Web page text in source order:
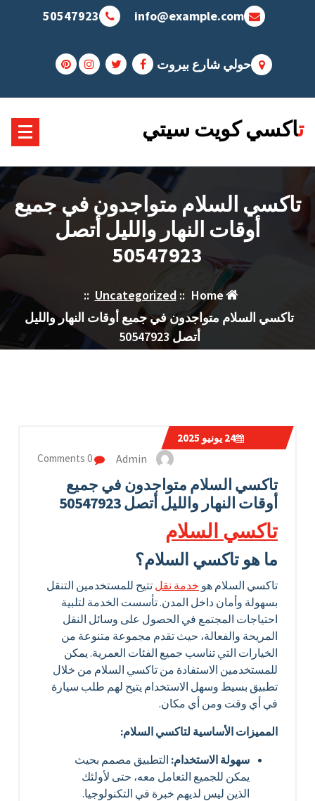
info@example.com
50547923
حولي شارع بيروت
تاكسي كويت سيتي
تاكسي السلام متواجدون في جميع
أوقات النهار والليل أتصل
50547923
Home
::
Uncategorized
::
تاكسي السلام متواجدون في جميع أوقات النهار والليل
أتصل 50547923
24يونيو 2025
Admin
0 Comments
تاكسي السلام متواجدون في جميع
أوقات النهار والليل أتصل 50547923
تاكسي السلام
ما هو تاكسي السلام؟
تاكسي السلام هوخدمة نقل تتيح للمستخدمين التنقل
بسهولة وأمان داخل المدن. تأسست الخدمة لتلبية
احتياجات المجتمع في الحصول على وسائل النقل
المريحة والفعالة، حيث تقدم مجموعة متنوعة من
الخيارات التي تناسب جميع الفئات العمرية. يمكن
للمستخدمين الاستفادة من تاكسي السلام من خلال
تطبيق بسيط وسهل الاستخدام يتيح لهم طلب سيارة
في أي وقت ومن أي مكان.
المميزات الأساسية لتاكسي السلام:
سهولة الاستخدام:التطبيق مصمم بحيث
يمكن للجميع التعامل معه، حتى لأولئك
الذين ليس لديهم خبرة في التكنولوجيا.